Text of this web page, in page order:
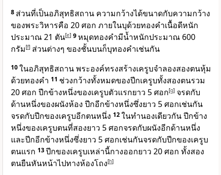
8 ส่วนที่เป็นอภิสุทธิสถาน ความกว้างได้ขนาดกับความกว้าง
ของพระวิหารคือ 20 ศอก ภายในบุด้วยทองคำเนื้อดีหนัก
ประมาณ 21 ตัน[e] 9หมุดทองคำมีน้ำหนักประมาณ 600
กรัม[f] ส่วนต่างๆ ของชั้นบนก็บุทองคำเช่นกัน
10ในอภิสุทธิสถาน พระองค์ทรงสร้างเครูบจำลองสองตนหุ้ม
ด้วยทองคำ 11 ช่วงกว้างทั้งหมดของปีกเครูบทั้งสองตนรวม
20 ศอก ปีกข้างหนึ่งของเครูบตัวแรกยาว 5 ศอก[g] จรดกับ
ด้านหนึ่งของผนังห้อง ปีกอีกข้างหนึ่งซึ่งยาว 5 ศอกเช่นกัน
จรดกับปีกของเครูบอีกตนหนึ่ง 12ในทำนองเดียวกัน ปีกข้าง
หนึ่งของเครูบตนที่สองยาว 5 ศอกจรดกับผนังอีกด้านหนึ่ง
และปีกอีกข้างหนึ่งซึ่งยาว 5 ศอกเช่นกันจรดกับปีกของเครูบ
ตนแรก 13ปีกของเครูบเหล่านี้กางออกยาว 20 ศอก ทั้งสอง
ตนยืนหันหน้าไปทางห้องโถง[h]